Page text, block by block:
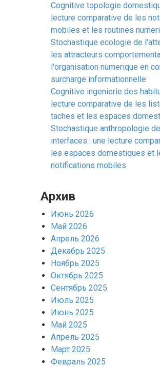
Cognitive topologie
lecture comparative de les
mobiles et les routines
Stochastique ecologie de
les attracteurs
l'organisation numerique en
surcharge informationnelle
Cognitive ingenierie des
lecture comparative de les
taches et les espaces
Stochastique anthropologie
interfaces : une lecture
les espaces domestiques et
notifications mobiles
Архив
Июнь 2026
Май 2026
Апрель 2026
Декабрь 2025
Ноябрь 2025
Октябрь 2025
Сентябрь 2025
Июль 2025
Июнь 2025
Май 2025
Апрель 2025
Март 2025
Февраль 2025